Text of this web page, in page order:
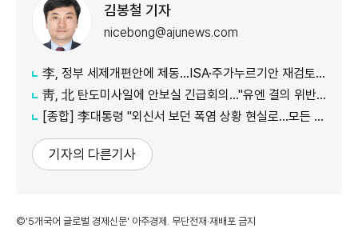
김봉철 기자
nicebong@ajunews.com
李, 정부 세제개편안에 제동…ISA·주가누르기안 재검토 지시
靑, 北 탄도미사일에 안보실 긴급회의…"유엔 결의 위반, 즉각 중단 촉구"
[종합] 李대통령 "외신서 보던 폭염 상황 현실로…모든 행정력 총동원하라"
기자의 다른기사
©'5개국어 글로벌 경제신문' 아주경제. 무단전재·재배포 금지